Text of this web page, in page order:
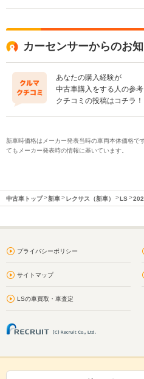
カーセンサーからのお
あなたの購入経験が
中古車購入をする人の参考
クチコミの投稿はコチラ！
新車時価格はメーカー発表当時の車両本体価格で
てもメーカー発表時の情報に基いています。
中古車トップ 新車 レクサス（新車） LS
プライバシーポリシー
サイトマップ
LSの車買取・車査定